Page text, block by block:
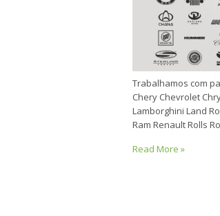
Trabalhamos com
Chery Chevrolet
Lamborghini Land
Ram Renault Rolls
Read More »